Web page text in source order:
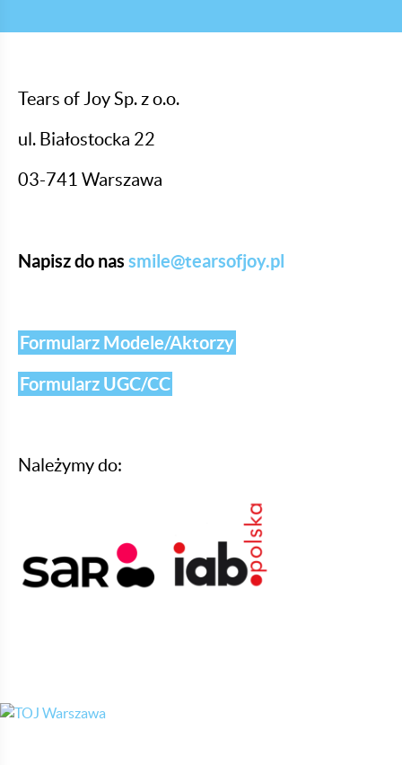
Tears of Joy Sp. z o.o.
ul. Białostocka 22
03-741 Warszawa
Napisz do nas smile@tearsofjoy.pl
Formularz Modele/Aktorzy
Formularz UGC/CC
Należymy do: